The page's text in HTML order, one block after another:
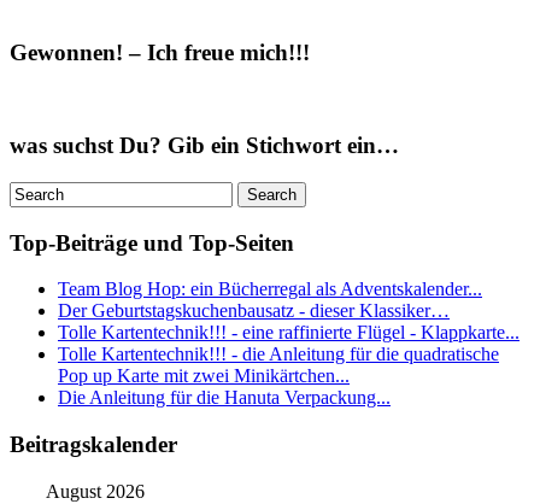
Gewonnen! – Ich freue mich!!!
was suchst Du? Gib ein Stichwort ein…
Top-Beiträge und Top-Seiten
Team Blog Hop: ein Bücherregal als Adventskalender...
Der Geburtstagskuchenbausatz - dieser Klassiker…
Tolle Kartentechnik!!! - eine raffinierte Flügel - Klappkarte...
Tolle Kartentechnik!!! - die Anleitung für die quadratische
Pop up Karte mit zwei Minikärtchen...
Die Anleitung für die Hanuta Verpackung...
Beitragskalender
August 2026